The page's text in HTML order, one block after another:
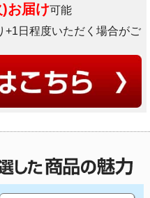
お届け可能
日程度いただく場合がご